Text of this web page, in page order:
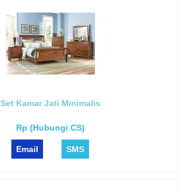
Set Kamar Jati Minimalis
Rp (Hubungi CS)
Email SMS